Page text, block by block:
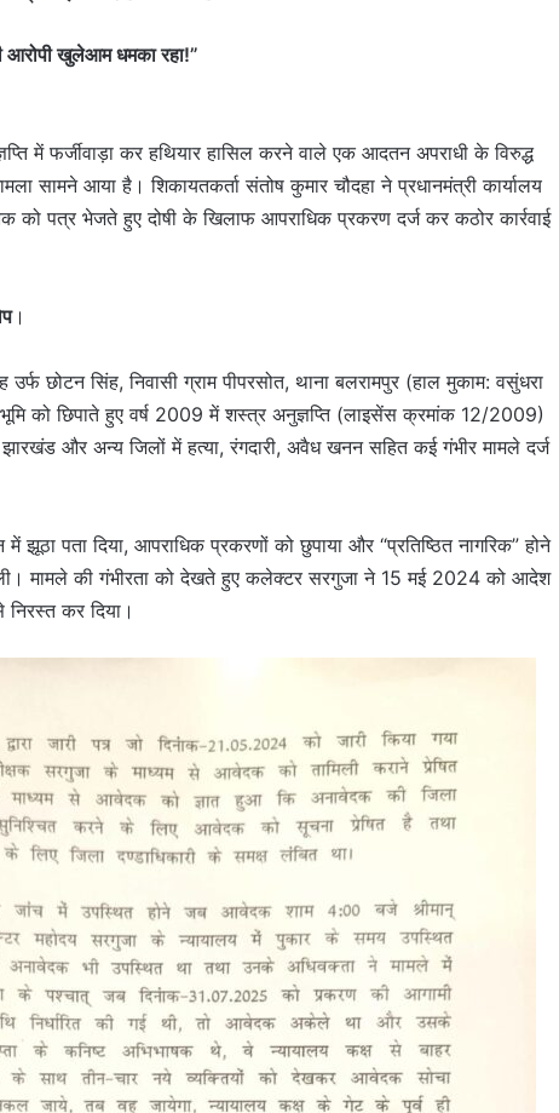
खुलेआम धमका रहा!”
में फर्जीवाड़ा कर हथियार हासिल करने वाले एक आदतन अपराधी के विरुद्ध
सामने आया है। शिकायतकर्ता संतोष कुमार चौदहा ने प्रधानमंत्री कार्यालय
पत्र भेजते हुए दोषी के खिलाफ आपराधिक प्रकरण दर्ज कर कठोर कार्रवाई
।
उर्फ छोटन सिंह, निवासी ग्राम पीपरसोत, थाना बलरामपुर (हाल मुकाम: वसुंधरा
को छिपाते हुए वर्ष 2009 में शस्त्र अनुज्ञप्ति (लाइसेंस क्रमांक 12/2009)
और अन्य जिलों में हत्या, रंगदारी, अवैध खनन सहित कई गंभीर मामले दर्ज
झूठा पता दिया, आपराधिक प्रकरणों को छुपाया और “प्रतिष्ठित नागरिक” होने
ली। मामले की गंभीरता को देखते हुए कलेक्टर सरगुजा ने 15 मई 2024 को आदेश
कर दिया।